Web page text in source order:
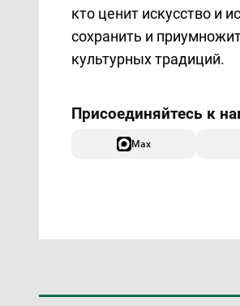
кто ценит искусство и
сохранить и
культурных традиций.
Max